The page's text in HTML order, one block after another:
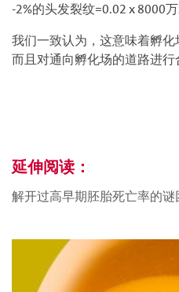
-2%的头发裂纹=0.02 x 8000
我们一致认为，这意味着孵化
而且对通向孵化场的道路进行
延伸阅读：
解开过高早期胚胎死亡率的谜